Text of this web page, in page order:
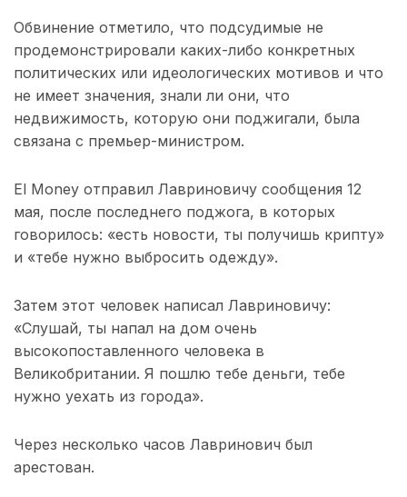
Обвинение отметило, что подсудимые не
продемонстрировали каких-либо конкретных
политических или идеологических мотивов и что
не имеет значения, знали ли они, что
недвижимость, которую они поджигали, была
связана с премьер-министром.
El Money отправил Лавриновичу сообщения 12
мая, после последнего поджога, в которых
говорилось: «есть новости, ты получишь крипту»
и «тебе нужно выбросить одежду».
Затем этот человек написал Лавриновичу:
«Слушай, ты напал на дом очень
высокопоставленного человека в
Великобритании. Я пошлю тебе деньги, тебе
нужно уехать из города».
Через несколько часов Лавринович был
арестован.